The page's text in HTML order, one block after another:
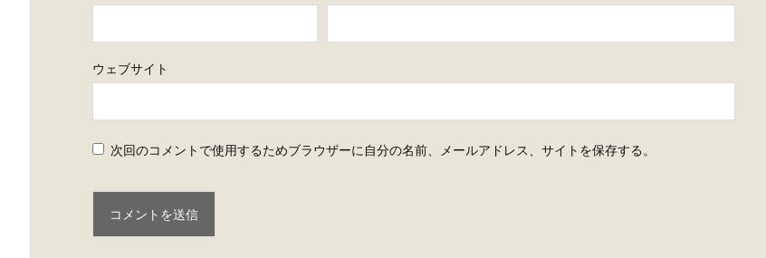
ウェブサイト
次回のコメントで使用するためブラウザーに自分の名前、メールアドレス、サイトを保存する。